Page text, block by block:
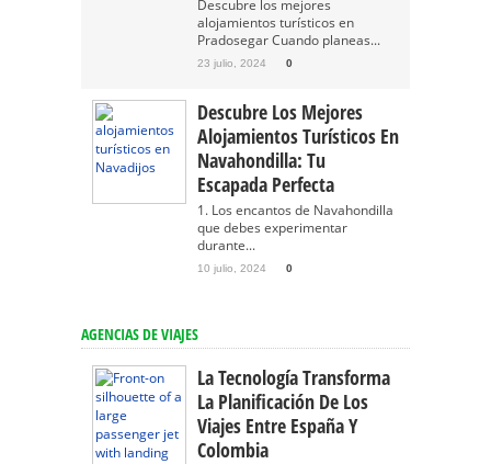
Descubre los mejores
alojamientos turísticos en
Pradosegar Cuando planeas...
23 julio, 2024 0
Descubre Los Mejores
Alojamientos Turísticos En
Navahondilla: Tu
Escapada Perfecta
1. Los encantos de Navahondilla
que debes experimentar
durante...
10 julio, 2024 0
AGENCIAS DE VIAJES
La Tecnología Transforma
La Planificación De Los
Viajes Entre España Y
Colombia